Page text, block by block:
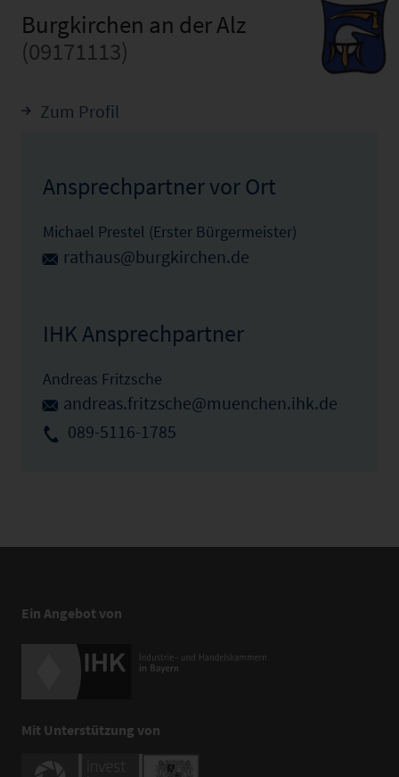
Burgkirchen an der Alz
(09171113)
Zum Profil
Ansprechpartner vor Ort
Michael Prestel (Erster Bürgermeister)
rathaus@burgkirchen.de
IHK Ansprechpartner
Andreas Fritzsche
andreas.fritzsche@muenchen.ihk.de
089-5116-1785
Ein Angebot von
Mit Unterstützung von